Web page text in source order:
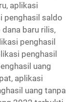
aplikasi
penghasil saldo
baru rilis,
penghasil
penghasil
uang
aplikasi
uang tanpa